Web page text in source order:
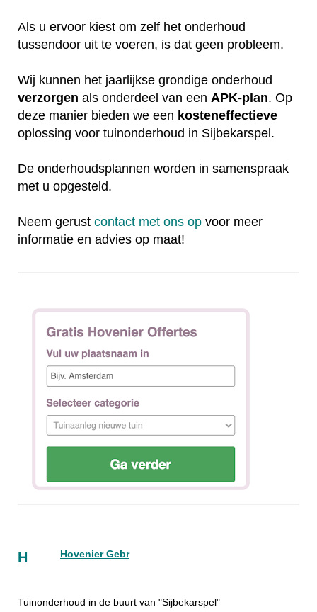
Als u ervoor kiest om zelf het onderhoud
tussendoor uit te voeren, is dat geen probleem.
Wij kunnen het jaarlijkse grondige onderhoud
verzorgen als onderdeel van een APK-plan. Op
deze manier bieden we een kosteneffectieve
oplossing voor tuinonderhoud in Sijbekarspel.
De onderhoudsplannen worden in samenspraak
met u opgesteld.
Neem gerust contact met ons op voor meer
informatie en advies op maat!
H Hovenier Gebr
Tuinonderhoud in de buurt van "Sijbekarspel"